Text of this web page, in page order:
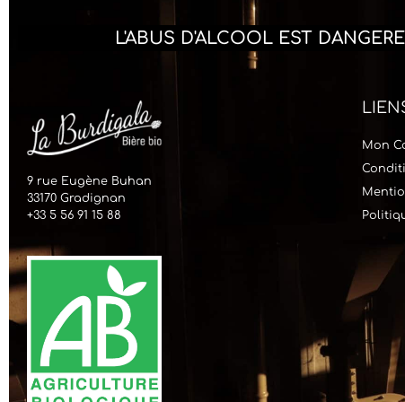
L'ABUS D'ALCOOL EST
9 rue Eugène Buhan
33170 Gradignan
+33 5 56 91 15 88
Mon